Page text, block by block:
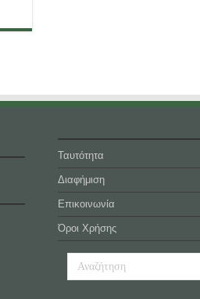
Ταυτότητα
Διαφήμιση
Επικοινωνία
Όροι Χρήσης